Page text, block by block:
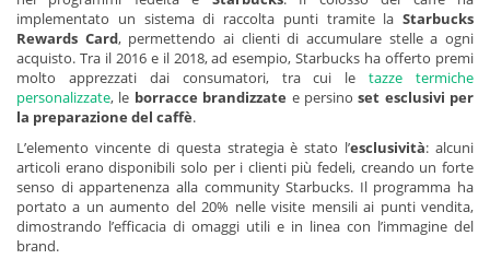
implementato un sistema di raccolta punti tramite la Starbucks
Rewards Card, permettendo ai clienti di accumulare stelle a ogni
acquisto. Tra il 2016 e il 2018, ad esempio, Starbucks ha offerto premi
molto apprezzati dai consumatori, tra cui letazze termiche
personalizzate, le borracce brandizzate e persinoset esclusivi per
la preparazione del caffè.
L’elemento vincente di questa strategia è stato l’esclusività: alcuni
articoli erano disponibili solo per i clienti più fedeli, creando un forte
senso di appartenenza alla community Starbucks. Il programma ha
portato a un aumento del 20% nelle visite mensili ai punti vendita,
dimostrando l’efficacia di omaggi utili e in linea con l’immagine del
brand.